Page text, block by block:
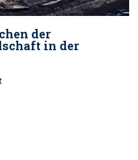
der
in der